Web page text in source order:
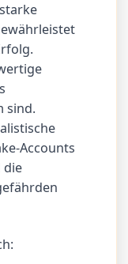
sind.
Accounts
die